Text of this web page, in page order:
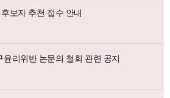
보자 추천 접수 안내
리위반 논문의 철회 관련 공지